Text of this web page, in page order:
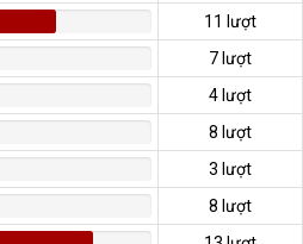
11 lượt
7 lượt
4 lượt
8 lượt
3 lượt
8 lượt